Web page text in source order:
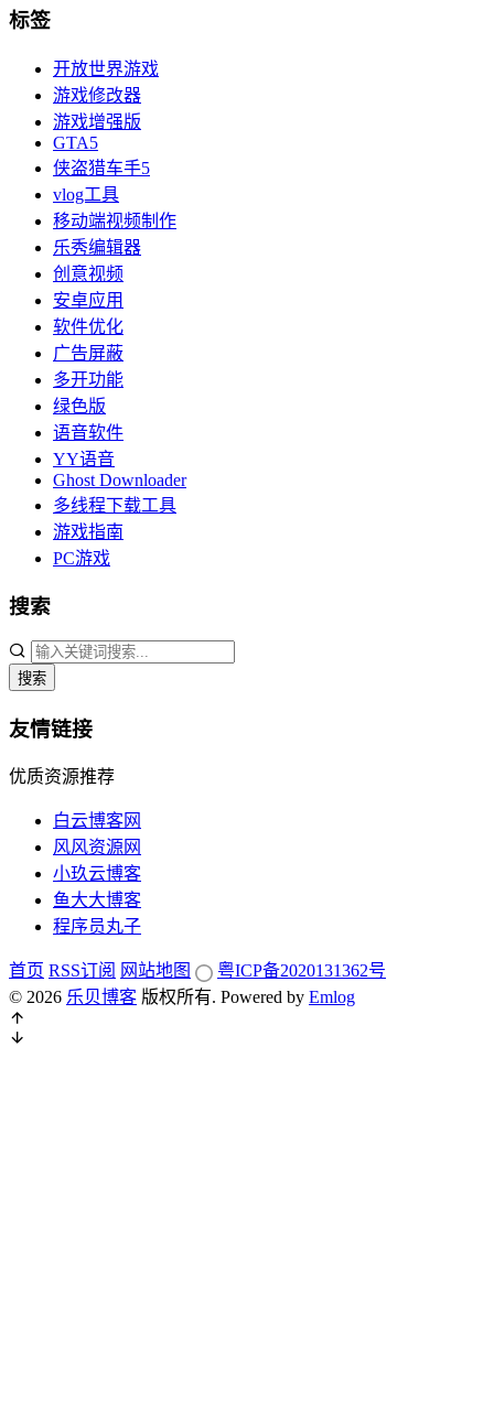
标签
开放世界游戏
游戏修改器
游戏增强版
GTA5
侠盗猎车手5
vlog工具
移动端视频制作
乐秀编辑器
创意视频
安卓应用
软件优化
广告屏蔽
多开功能
绿色版
语音软件
YY语音
Ghost Downloader
多线程下载工具
游戏指南
PC游戏
搜索
搜索
友情链接
优质资源推荐
白云博客网
风风资源网
小玖云博客
鱼大大博客
程序员丸子
首页 RSS订阅 网站地图
粤ICP备2020131362号
© 2026 乐贝博客 版权所有. Powered by Emlog